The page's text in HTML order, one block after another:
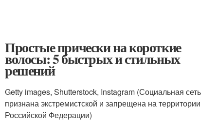
Простые прически на короткие
волосы: 5 быстрых и стильных
решений
Getty images, Shutterstock, Instagram (Социальная сеть
признана экстремистской и запрещена на территории
Российской Федерации)